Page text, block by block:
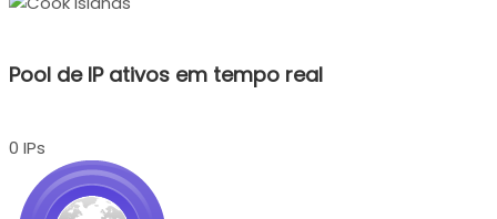
Pool de IP ativos em tempo real
0 IPs